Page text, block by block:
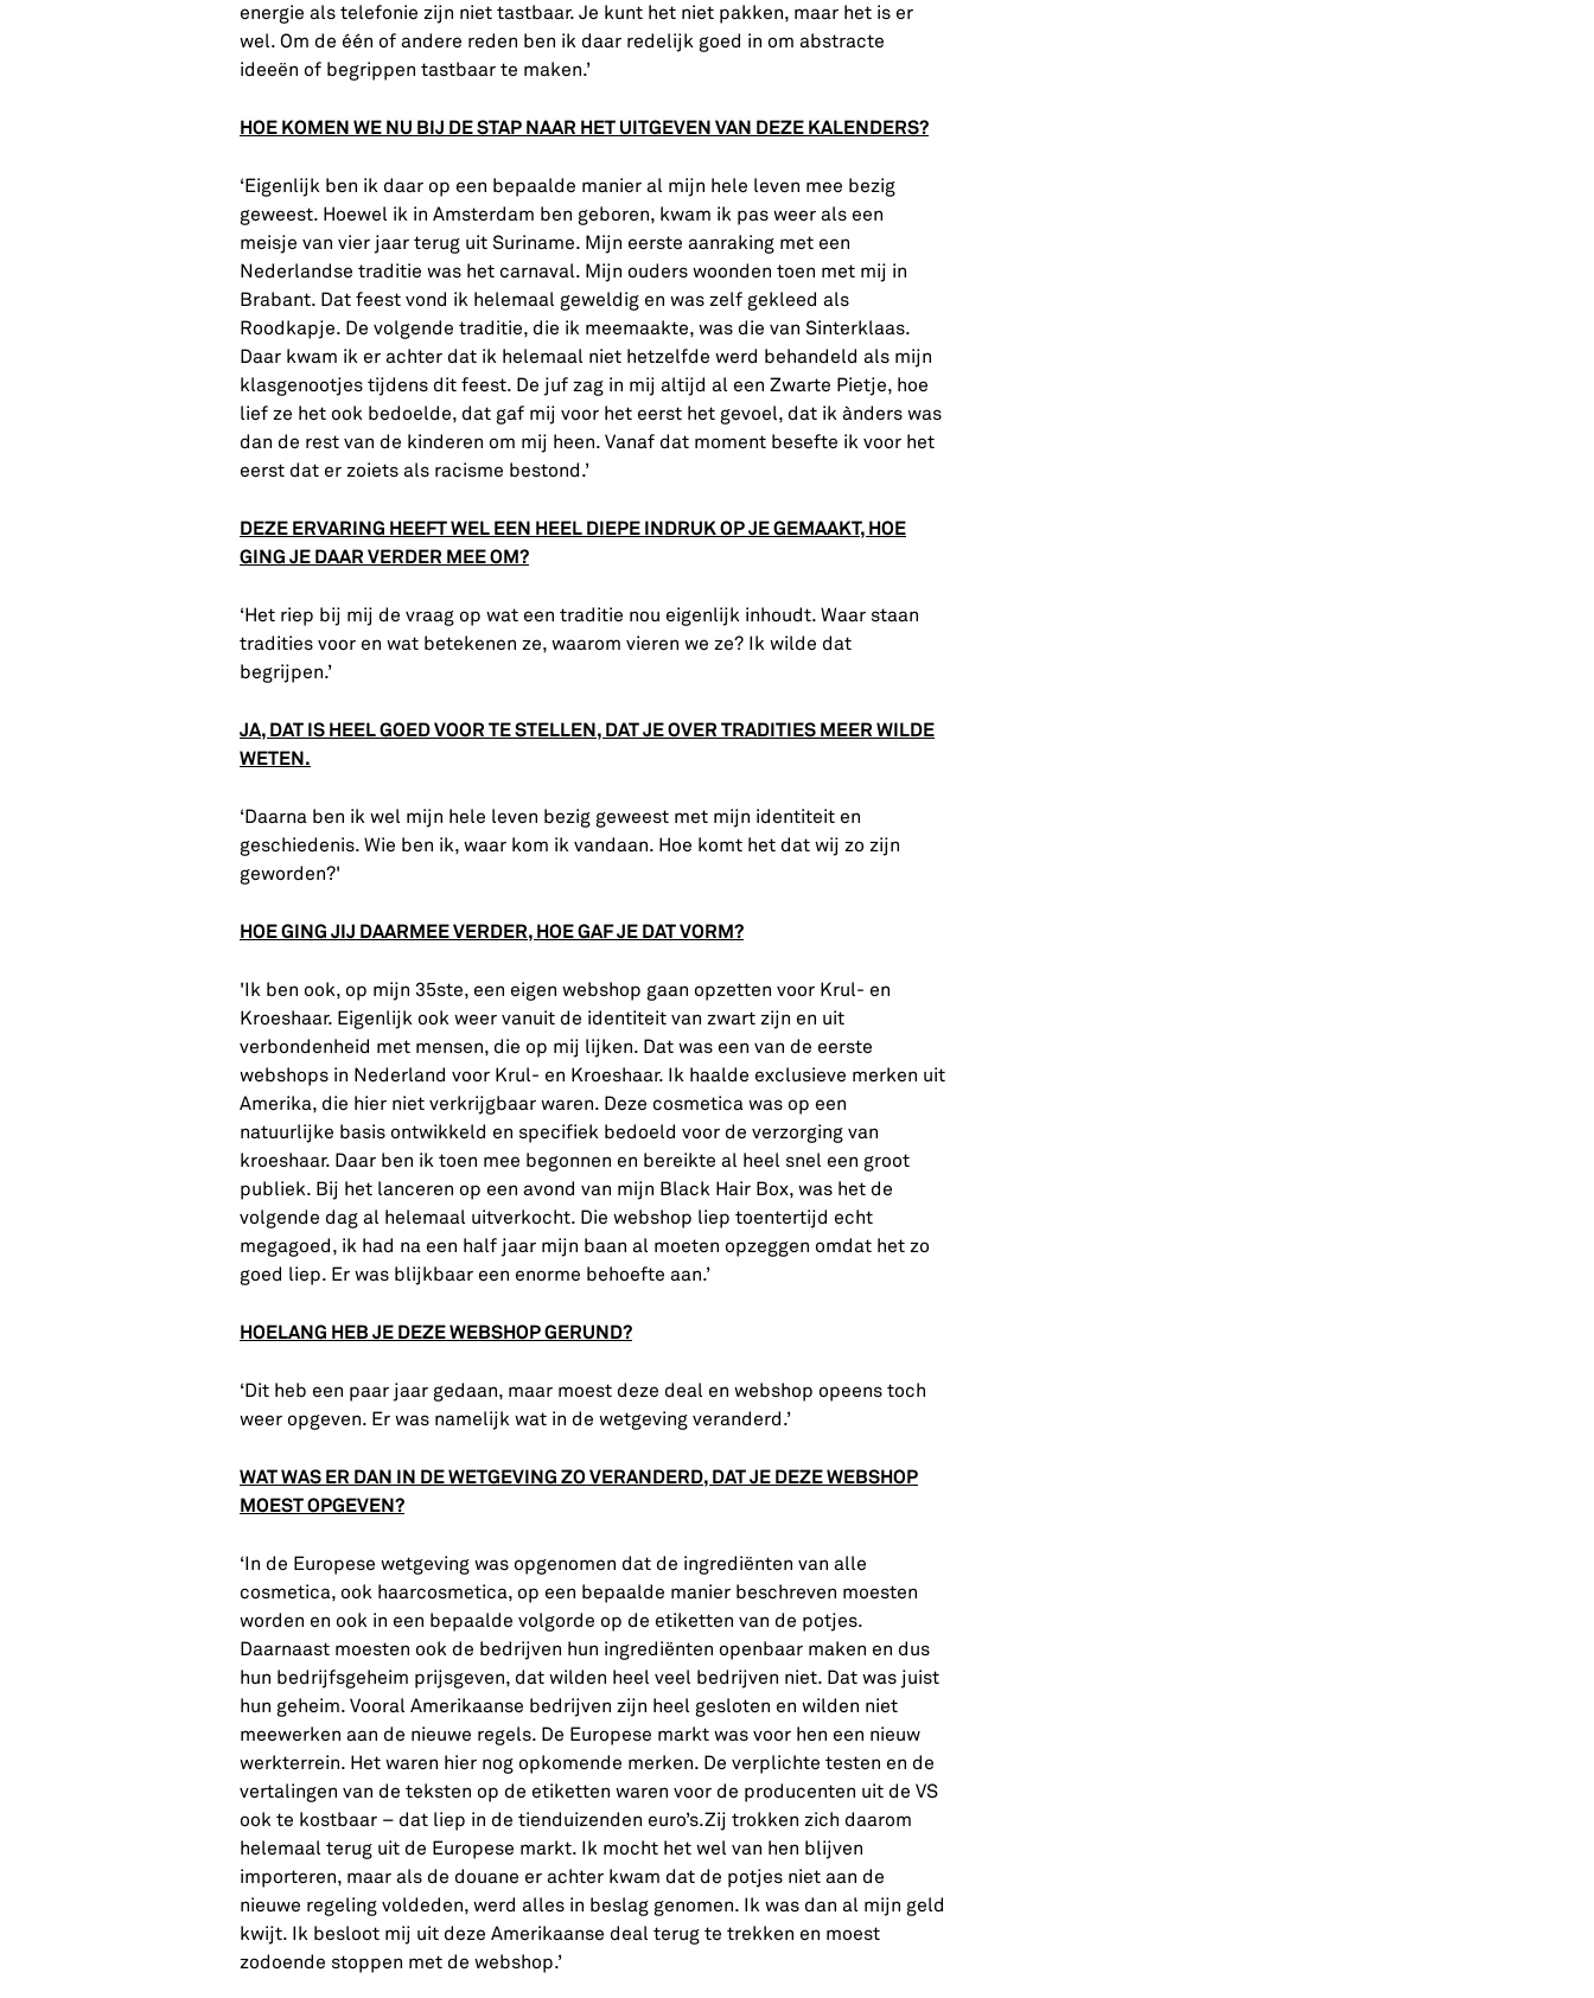
energie als telefonie zijn niet tastbaar. Je kunt het niet pakken, maar het is er
wel. Om de één of andere reden ben ik daar redelijk goed in om abstracte
ideeën of begrippen tastbaar te maken.’
HOE KOMEN WE NU BIJ DE STAP NAAR HET UITGEVEN VAN DEZE KALENDERS?
‘Eigenlijk ben ik daar op een bepaalde manier al mijn hele leven mee bezig
geweest. Hoewel ik in Amsterdam ben geboren, kwam ik pas weer als een
meisje van vier jaar terug uit Suriname. Mijn eerste aanraking met een
Nederlandse traditie was het carnaval. Mijn ouders woonden toen met mij in
Brabant. Dat feest vond ik helemaal geweldig en was zelf gekleed als
Roodkapje. De volgende traditie, die ik meemaakte, was die van Sinterklaas.
Daar kwam ik er achter dat ik helemaal niet hetzelfde werd behandeld als mijn
klasgenootjes tijdens dit feest. De juf zag in mij altijd al een Zwarte Pietje, hoe
lief ze het ook bedoelde, dat gaf mij voor het eerst het gevoel, dat ik ànders was
dan de rest van de kinderen om mij heen. Vanaf dat moment besefte ik voor het
eerst dat er zoiets als racisme bestond.’
DEZE ERVARING HEEFT WEL EEN HEEL DIEPE INDRUK OP JE GEMAAKT, HOE
GING JE DAAR VERDER MEE OM?
‘Het riep bij mij de vraag op wat een traditie nou eigenlijk inhoudt. Waar staan
tradities voor en wat betekenen ze, waarom vieren we ze? Ik wilde dat
begrijpen.’
JA, DAT IS HEEL GOED VOOR TE STELLEN, DAT JE OVER TRADITIES MEER WILDE
WETEN.
‘Daarna ben ik wel mijn hele leven bezig geweest met mijn identiteit en
geschiedenis. Wie ben ik, waar kom ik vandaan. Hoe komt het dat wij zo zijn
geworden?'
HOE GING JIJ DAARMEE VERDER, HOE GAF JE DAT VORM?
'Ik ben ook, op mijn 35ste, een eigen webshop gaan opzetten voor Krul- en
Kroeshaar. Eigenlijk ook weer vanuit de identiteit van zwart zijn en uit
verbondenheid met mensen, die op mij lijken. Dat was een van de eerste
webshops in Nederland voor Krul- en Kroeshaar. Ik haalde exclusieve merken uit
Amerika, die hier niet verkrijgbaar waren. Deze cosmetica was op een
natuurlijke basis ontwikkeld en specifiek bedoeld voor de verzorging van
kroeshaar. Daar ben ik toen mee begonnen en bereikte al heel snel een groot
publiek. Bij het lanceren op een avond van mijn Black Hair Box, was het de
volgende dag al helemaal uitverkocht. Die webshop liep toentertijd echt
megagoed, ik had na een half jaar mijn baan al moeten opzeggen omdat het zo
goed liep. Er was blijkbaar een enorme behoefte aan.’
HOELANG HEB JE DEZE WEBSHOP GERUND?
‘Dit heb een paar jaar gedaan, maar moest deze deal en webshop opeens toch
weer opgeven. Er was namelijk wat in de wetgeving veranderd.’
WAT WAS ER DAN IN DE WETGEVING ZO VERANDERD, DAT JE DEZE WEBSHOP
MOEST OPGEVEN?
‘In de Europese wetgeving was opgenomen dat de ingrediënten van alle
cosmetica, ook haarcosmetica, op een bepaalde manier beschreven moesten
worden en ook in een bepaalde volgorde op de etiketten van de potjes.
Daarnaast moesten ook de bedrijven hun ingrediënten openbaar maken en dus
hun bedrijfsgeheim prijsgeven, dat wilden heel veel bedrijven niet. Dat was juist
hun geheim. Vooral Amerikaanse bedrijven zijn heel gesloten en wilden niet
meewerken aan de nieuwe regels. De Europese markt was voor hen een nieuw
werkterrein. Het waren hier nog opkomende merken. De verplichte testen en de
vertalingen van de teksten op de etiketten waren voor de producenten uit de VS
ook te kostbaar – dat liep in de tienduizenden euro’s.Zij trokken zich daarom
helemaal terug uit de Europese markt. Ik mocht het wel van hen blijven
importeren, maar als de douane er achter kwam dat de potjes niet aan de
nieuwe regeling voldeden, werd alles in beslag genomen. Ik was dan al mijn geld
kwijt. Ik besloot mij uit deze Amerikaanse deal terug te trekken en moest
zodoende stoppen met de webshop.’